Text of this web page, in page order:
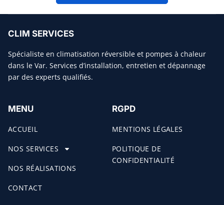
CLIM SERVICES
Spécialiste en climatisation réversible et pompes à chaleur
dans le Var. Services d’installation, entretien et dépannage
par des experts qualifiés.
MENU
ACCUEIL
NOS SERVICES
NOS RÉALISATIONS
CONTACT
RGPD
MENTIONS LÉGALES
POLITIQUE DE
CONFIDENTIALITÉ